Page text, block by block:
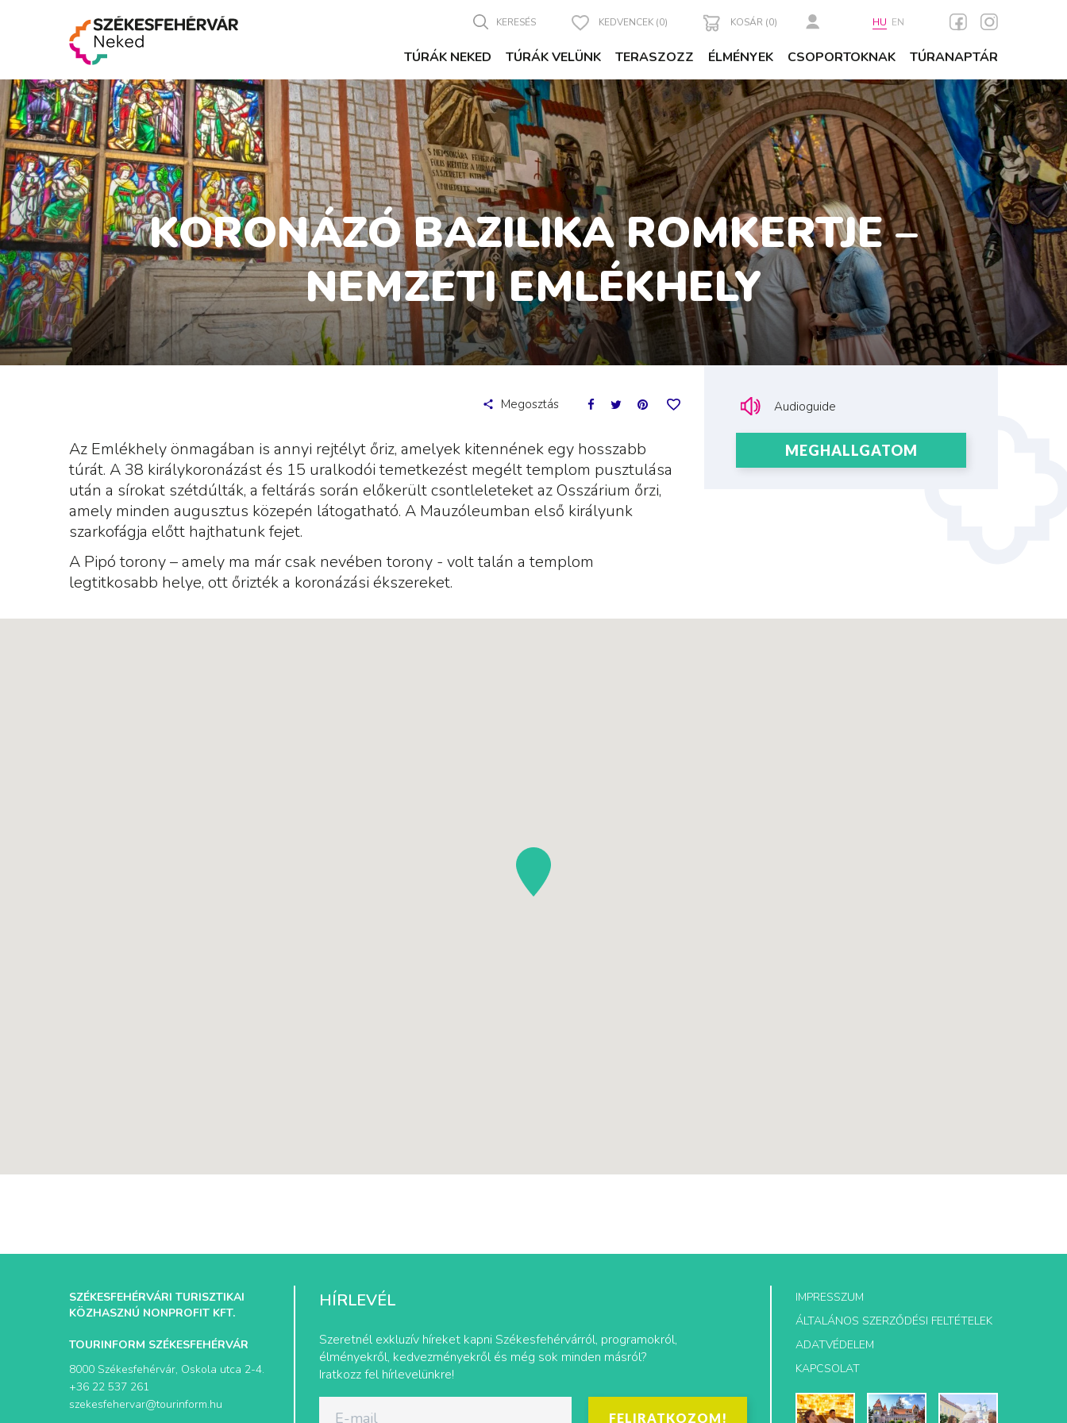
TÚRÁK NEKED TÚRÁK VELÜNK TERASZOZZ ÉLMÉNYEK CSOPORTOKNAK TÚRANAPTÁR
KERESÉS KEDVENCEK (0) KOSÁR (0) HU EN
KORONÁZÓ BAZILIKA ROMKERTJE –
NEMZETI EMLÉKHELY
Megosztás
Az Emlékhely önmagában is annyi rejtélyt őriz, amelyek kitennének egy hosszabb
túrát. A 38 királykoronázást és 15 uralkodói temetkezést megélt templom pusztulása
után a sírokat szétdúlták, a feltárás során előkerült csontleleteket az Osszárium őrzi,
amely minden augusztus közepén látogatható. A Mauzóleumban első királyunk
szarkofágja előtt hajthatunk fejet.
A Pipó torony – amely ma már csak nevében torony - volt talán a templom
legtitkosabb helye, ott őrizték a koronázási ékszereket.
Audioguide
MEGHALLGATOM
SZÉKESFEHÉRVÁRI TURISZTIKAI
KÖZHASZNÚ NONPROFIT KFT.
TOURINFORM SZÉKESFEHÉRVÁR
8000 Székesfehérvár, Oskola utca 2-4.
+36 22 537 261
szekesfehervar@tourinform.hu
HÍRLEVÉL
Szeretnél exkluzív híreket kapni Székesfehérvárról, programokról,
élményekről, kedvezményekről és még sok minden másról?
Iratkozz fel hírlevelünkre!
FELIRATKOZOM!
IMPRESSZUM
ÁLTALÁNOS SZERZŐDÉSI FELTÉTELEK
ADATVÉDELEM
KAPCSOLAT